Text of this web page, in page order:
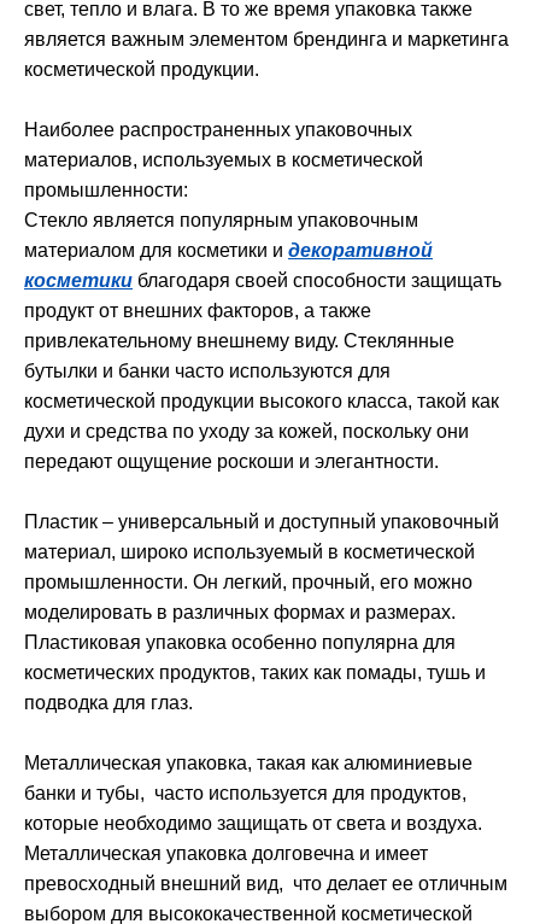
свет, тепло и влага. В то же время упаковка также
является важным элементом брендинга и маркетинга
косметической продукции.
Наиболее распространенных упаковочных
материалов, используемых в косметической
промышленности:
Стекло является популярным упаковочным
материалом для косметики и декоративной
косметики благодаря своей способности защищать
продукт от внешних факторов, а также
привлекательному внешнему виду. Стеклянные
бутылки и банки часто используются для
косметической продукции высокого класса, такой как
духи и средства по уходу за кожей, поскольку они
передают ощущение роскоши и элегантности.
Пластик – универсальный и доступный упаковочный
материал, широко используемый в косметической
промышленности. Он легкий, прочный, его можно
моделировать в различных формах и размерах.
Пластиковая упаковка особенно популярна для
косметических продуктов, таких как помады, тушь и
подводка для глаз.
Металлическая упаковка, такая как алюминиевые
банки и тубы, часто используется для продуктов,
которые необходимо защищать от света и воздуха.
Металлическая упаковка долговечна и имеет
превосходный внешний вид, что делает ее отличным
выбором для высококачественной косметической